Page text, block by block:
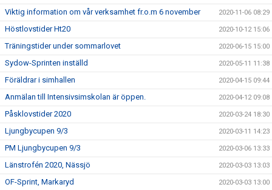
Viktig information om vår verksamhet fr.o.m 6 november 2020-11-06 08:29
Höstlovstider Ht20 2020-10-12 15:06
Träningstider under sommarlovet 2020-06-15 15:00
Sydow-Sprinten inställd 2020-05-11 11:38
Föräldrar i simhallen 2020-04-15 09:44
Anmälan till Intensivsimskolan är öppen. 2020-04-12 09:08
Påsklovstider 2020 2020-03-24 18:30
Ljungbycupen 9/3 2020-03-11 14:23
PM Ljungbycupen 9/3 2020-03-06 13:33
Länstrofén 2020, Nässjö 2020-03-03 13:03
OF-Sprint, Markaryd 2020-03-03 13:00